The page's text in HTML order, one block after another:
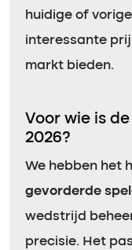
huidige of
interessante
markt bieden.
Voor wie is
2026?
We hebben het
gevorderde
wedstrijd
precisie. Het